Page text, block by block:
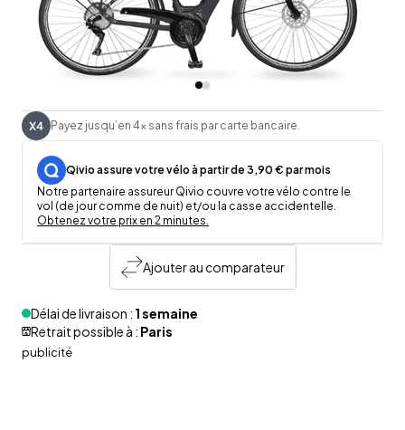
Payez jusqu’en 4x sans frais par carte bancaire.
Qivio assure votre vélo à partir de 3,90 € par mois
Notre partenaire assureur Qivio couvre votre vélo contre le
vol (de jour comme de nuit) et/ou la casse accidentelle.
Obtenez votre prix en 2 minutes.
Ajouter au comparateur
Délai de livraison : 1 semaine
Retrait possible à : Paris
publicité